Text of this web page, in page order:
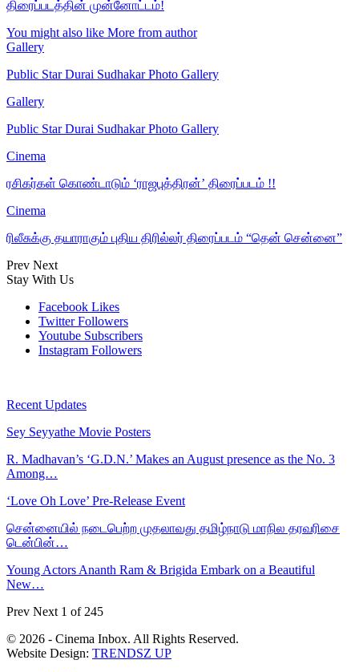
திரைப்படத்தின் முன்னோட்டம்!
You might also like More from author
Gallery
Public Star Durai Sudhakar Photo Gallery
Gallery
Public Star Durai Sudhakar Photo Gallery
Cinema
ரசிகர்கள் கொண்டாடும் ‘ராஜபுத்திரன்’ திரைப்படம் !!
Cinema
ரிலீசுக்கு தயாராகும் புதிய திரில்லர் திரைப்படம் “தென் சென்னை”
Prev Next
Stay With Us
Facebook Likes
Twitter Followers
Youtube Subscribers
Instagram Followers
Recent Updates
Sey Seyyathe Movie Posters
R. Madhavan’s ‘G.D.N.’ Makes an August presence as the No. 3
Among…
‘Love Oh Love’ Pre-Release Event
சென்னையில் நடைபெற்ற முதலாவது தமிழ்நாடு மாநில தரவரிசை
டென்பின்…
Young Actors Ananth Ram & Brigida Embark on a Beautiful
New…
Prev Next 1 of 245
© 2026 - Cinema Inbox. All Rights Reserved.
Website Design: TRENDSZ UP